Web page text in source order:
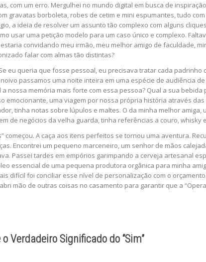
com um erro. Mergulhei no mundo digital em busca de
gravatas borboleta, robes de cetim e mini espumantes, tudo
a ideia de resolver um assunto tão complexo com alguns
usar uma petição modelo para um caso único e complexo.
convidando meu irmão, meu melhor amigo de faculdade,
falar com almas tão distintas?
eu queria que fosse pessoal, eu precisava tratar cada padrinho
passamos uma noite inteira em uma espécie de audiência
nossa memória mais forte com essa pessoa? Qual a sua
emocionante, uma viagem por nossa própria história através
tinha notas sobre lúpulos e maltes. O da minha melhor amiga,
de negócios da velha guarda, tinha referências a couro, whisky
começou. A caça aos itens perfeitos se tornou uma aventura.
Encontrei um pequeno marceneiro, um senhor de mãos
Passei tardes em empórios garimpando a cerveja artesanal
essencial de uma pequena produtora orgânica para minha
difícil foi conciliar esse nível de personalização com o
mão de outras coisas no casamento para garantir que a
Verdadeiro Significado do “Sim”